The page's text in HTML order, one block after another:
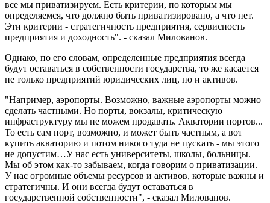
все мы приватизируем. Есть критерии, по которым мы
определяемся, что должно быть приватизировано, а что нет.
Эти критерии - стратегичность предприятия, сервисность
предприятия и доходность". - сказал Милованов.
Однако, по его словам, определенные предприятия всегда
будут оставаться в собственности государства, то же касается
не только предприятий юридических лиц, но и активов.
"Например, аэропорты. Возможно, важные аэропорты можно
сделать частными. Но порты, вокзалы, критическую
инфраструктуру мы не можем продавать. Акватории портов...
То есть сам порт, возможно, и может быть частным, а вот
купить акваторию и потом никого туда не пускать - мы этого
не допустим…У нас есть университеты, школы, больницы.
Мы об этом как-то забываем, когда говорим о приватизации.
У нас огромные объемы ресурсов и активов, которые важны и
стратегичны. И они всегда будут оставаться в
государственной собственности", - сказал Милованов.